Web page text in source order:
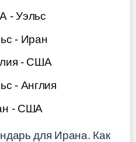
- Уэльс
- Иран
- США
- Англия
- США
для Ирана. Как